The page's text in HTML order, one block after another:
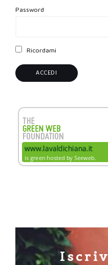
Password
Ricordami